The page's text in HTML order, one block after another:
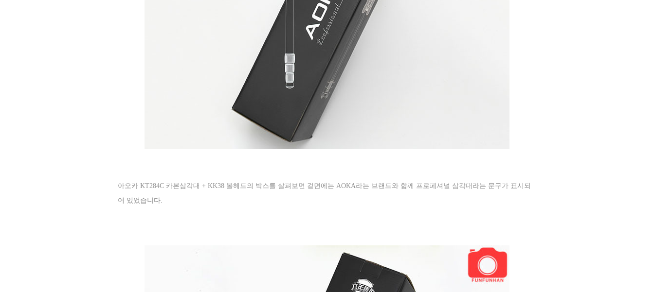
아오카 KT284C 카본삼각대 + KK38 볼헤드의 박스를 살펴보면 겉면에는 AOKA라는 브랜드와 함께 프로페셔널 삼각대라는 문구가 표시되
어 있었습니다.